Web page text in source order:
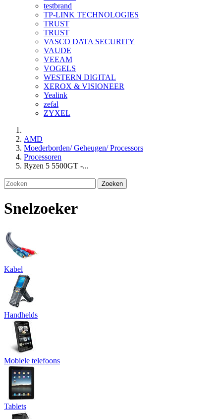
testbrand
TP-LINK TECHNOLOGIES
TRUST
TRUST
VASCO DATA SECURITY
VAUDE
VEEAM
VOGELS
WESTERN DIGITAL
XEROX & VISIONEER
Yealink
zefal
ZYXEL
AMD
Moederborden/ Geheugen/ Processors
Processoren
Ryzen 5 5500GT -...
Zoeken
Snelzoeker
Kabel
Handhelds
Mobiele telefoons
Tablets